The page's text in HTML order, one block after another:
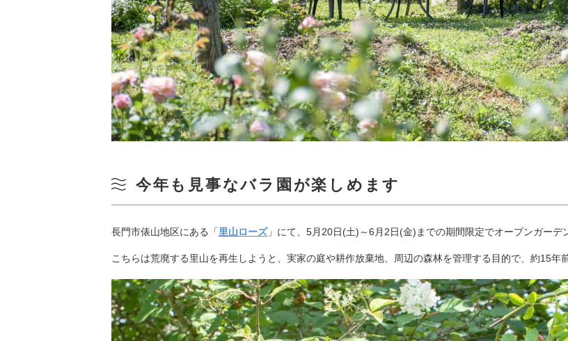
今年も見事なバラ園が楽しめます
長門市俵山地区にある「里山ローズ」にて、5月20日(土)～6月2日(金)までの期間限定でオープンガーデ
こちらは荒廃する里山を再生しようと、実家の庭や耕作放棄地、周辺の森林を管理する目的で、約15年